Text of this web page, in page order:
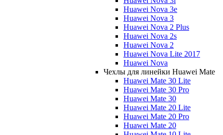
Huawei Nova 3e
Huawei Nova 3
Huawei Nova 2 Plus
Huawei Nova 2s
Huawei Nova 2
Huawei Nova Lite 2017
Huawei Nova
Чехлы для линейки Huawei Mate
Huawei Mate 30 Lite
Huawei Mate 30 Pro
Huawei Mate 30
Huawei Mate 20 Lite
Huawei Mate 20 Pro
Huawei Mate 20